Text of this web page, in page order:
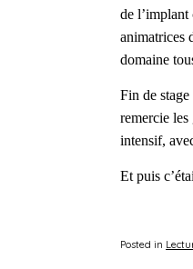
de l’implant
animatrices
domaine
Fin de
remercie
intensif,
Et puis
Posted in